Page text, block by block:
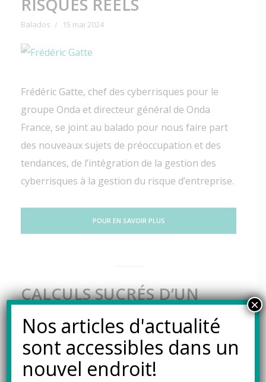
Balados 15 mai 2024
Frédéric Gatte, chef des cyberrisques pour le
groupe Onda et directeur général de Onda
France, se joint au balado pour nous faire part
des nouveaux sujets de préoccupation et des
tendances, de l’intégration de la gestion des
cyberrisques à la gestion du risque d’entreprise.
POUR EN SAVOIR PLUS
CALCULS SUCRÉS D’UN
ACTUAIRE ET BOULANGER
Balados 14 mars 2024
Nos articles d'actualité
sont accessibles dans un
nouvel endroit!
×